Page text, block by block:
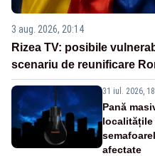
3 aug. 2026, 20:14
Rizea TV: posibile
scenariu de reunificare
31 iul. 2026,
Pană
localitățile
afectate